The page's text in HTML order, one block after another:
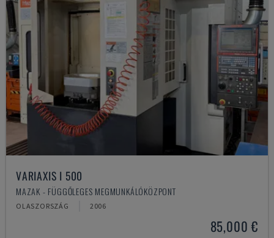
VARIAXIS I 500
MAZAK - FÜGGŐLEGES MEGMUNKÁLÓKÖZPONT
OLASZORSZÁG 2006
85,000 €